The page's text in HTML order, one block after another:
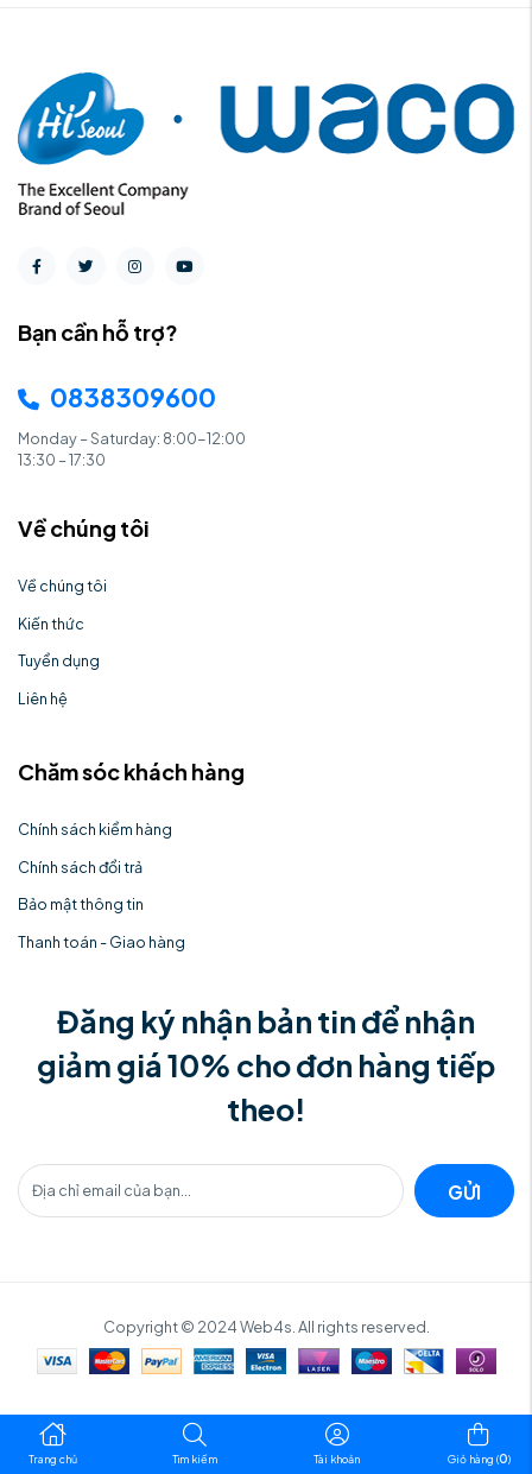
Bạn cần hỗ trợ?
0838309600
Monday – Saturday: 8:00-12:00
13:30 – 17:30
Về chúng tôi
Về chúng tôi
Kiến thức
Tuyển dụng
Liên hệ
Chăm sóc khách hàng
Chính sách kiểm hàng
Chính sách đổi trả
Bảo mật thông tin
Thanh toán - Giao hàng
Đăng ký nhận bản tin để nhận
giảm giá 10% cho đơn hàng tiếp
theo!
GỬI
Copyright © 2024 Web4s. All rights reserved.
Trang chủ Tìm kiếm Tài khoản Giỏ hàng (0)